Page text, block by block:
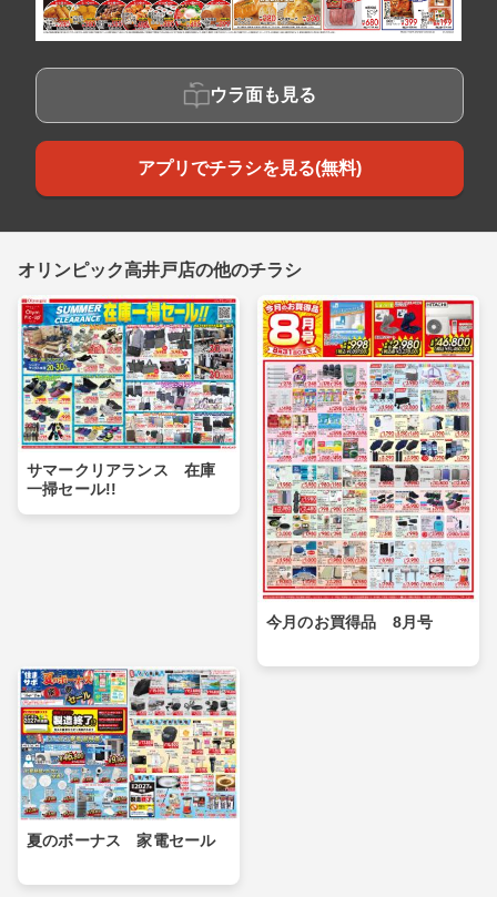
ウラ面も見る
アプリでチラシを見る(無料)
オリンピック高井戸店の他のチラシ
サマークリアランス 在庫
一掃セール!!
今月のお買得品 8月号
夏のボーナス 家電セール